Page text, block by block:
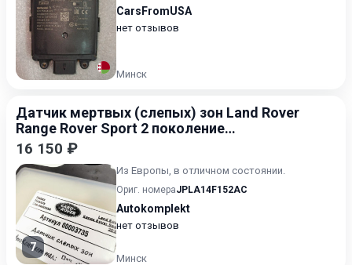
CarsFromUSA
нет отзывов
Минск
Датчик мертвых (слепых) зон Land Rover
Range Rover Sport 2 поколение
[рестайлинг] 2017-2022
16 150 ₽
7
Из Европы, в отличном состоянии.
Ориг. номераJPLA14F152AC
Autokomplekt
нет отзывов
Минск